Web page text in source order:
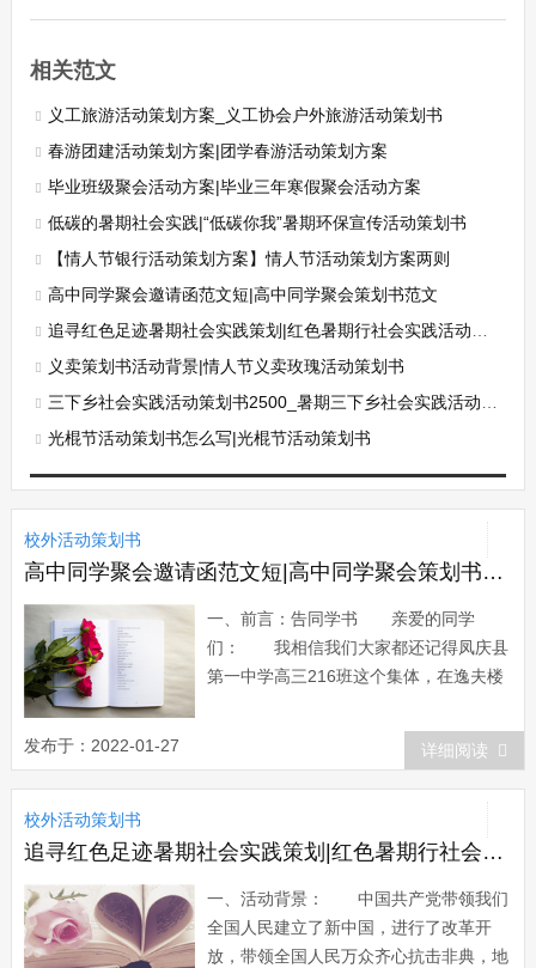
相关范文
义工旅游活动策划方案_义工协会户外旅游活动策划书
春游团建活动策划方案|团学春游活动策划方案
毕业班级聚会活动方案|毕业三年寒假聚会活动方案
低碳的暑期社会实践|“低碳你我”暑期环保宣传活动策划书
【情人节银行活动策划方案】情人节活动策划方案两则
高中同学聚会邀请函范文短|高中同学聚会策划书范文
追寻红色足迹暑期社会实践策划|红色暑期行社会实践活动策划书
义卖策划书活动背景|情人节义卖玫瑰活动策划书
三下乡社会实践活动策划书2500_暑期三下乡社会实践活动策划书
光棍节活动策划书怎么写|光棍节活动策划书
校外活动策划书
高中同学聚会邀请函范文短|高中同学聚会策划书范文
一、前言：告同学书 亲爱的同学
们： 我相信我们大家都还记得凤庆县
第一中学高三216班这个集体，在逸夫楼
记得，我们曾经携手共进，走过人生中最
忙碌、最灿烂，或许也是最迷茫、最烦躁
但也绝对是最充实的时期。那一年，我们
高三； 我们定还记得，那些我们共同
拥有的温馨...
发布于：2022-01-27 详细阅读
校外活动策划书
追寻红色足迹暑期社会实践策划|红色暑期行社会实践活动策划书
一、活动背景： 中国共产党带领我们
全国人民建立了新中国，进行了改革开
放，带领全国人民万众齐心抗击非典，地